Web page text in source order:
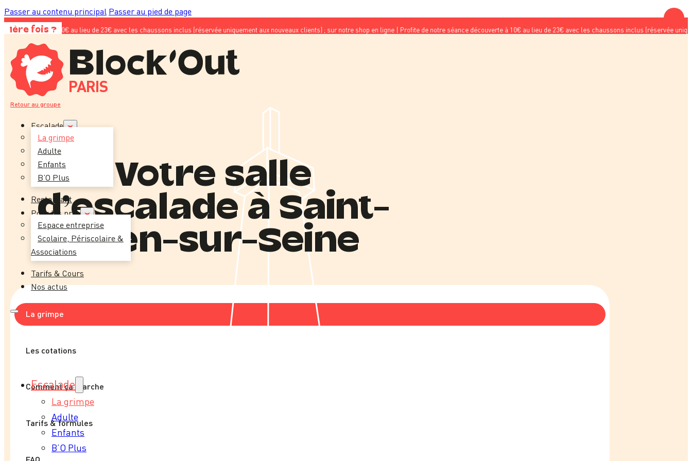
Passer au contenu principal Passer au pied de page
1ère fois ?
à 10€ au lieu de 23€ avec les chaussons inclus (réservée uniquement aux nouveaux clients) ; sur notre shop en ligne | Profite de notre séance découverte à 10€ au lieu de 23€ avec les chaussons inclus (réservée uniquement
PARIS
Retour au groupe
Escalade
La grimpe
Adulte
Enfants
B’O Plus
Restaurant
Pour les pros
Espace entreprise
Scolaire, Périscolaire &
Associations
Tarifs & Cours
Nos actus
Escalade
La grimpe
Adulte
Enfants
B’O Plus
Votre salle
d’escalade à Saint-
Ouen-sur-Seine
La grimpe
Les cotations
Comment ça marche
Tarifs & formules
FAQ